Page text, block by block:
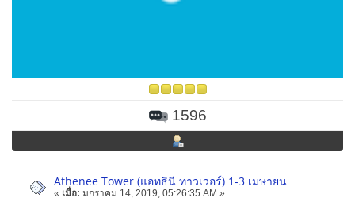
1596
Athenee Tower (แอทธินี ทาวเวอร์) 1-3 เมษายน
« เมื่อ: มกราคม 14, 2019, 05:26:35 AM »